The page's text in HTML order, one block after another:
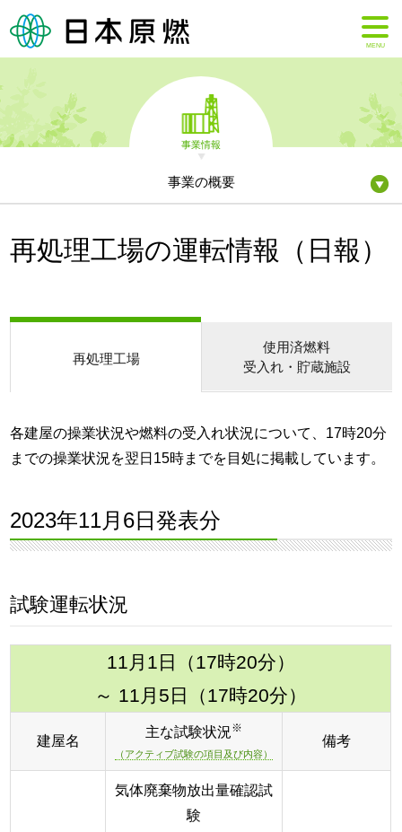
MENU
事業情報
事業の概要
再処理工場の運転情報（日報）
再処理工場
使用済燃料
受入れ・貯蔵施設
各建屋の操業状況や燃料の受入れ状況について、17時20分
までの操業状況を翌日15時までを目処に掲載しています。
2023年11月6日発表分
試験運転状況
11月1日（17時20分）
～ 11月5日（17時20分）
建屋名
主な試験状況※
（アクティブ試験の項目及び内容）
備考
気体廃棄物放出量確認試
験